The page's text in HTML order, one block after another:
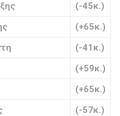
(-45κ.)
(+65κ.)
(-41κ.)
(+59κ.)
(+65κ.)
(-57κ.)